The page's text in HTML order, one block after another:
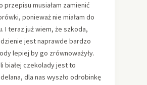
przepisu musiałam zamienić
ponieważ nie miałam do
I teraz już wiem, że szkoda,
jest naprawde bardzo
lepiej by go zrównoważyły.
białej czekolady jest to
dla nas wyszło odrobinkę